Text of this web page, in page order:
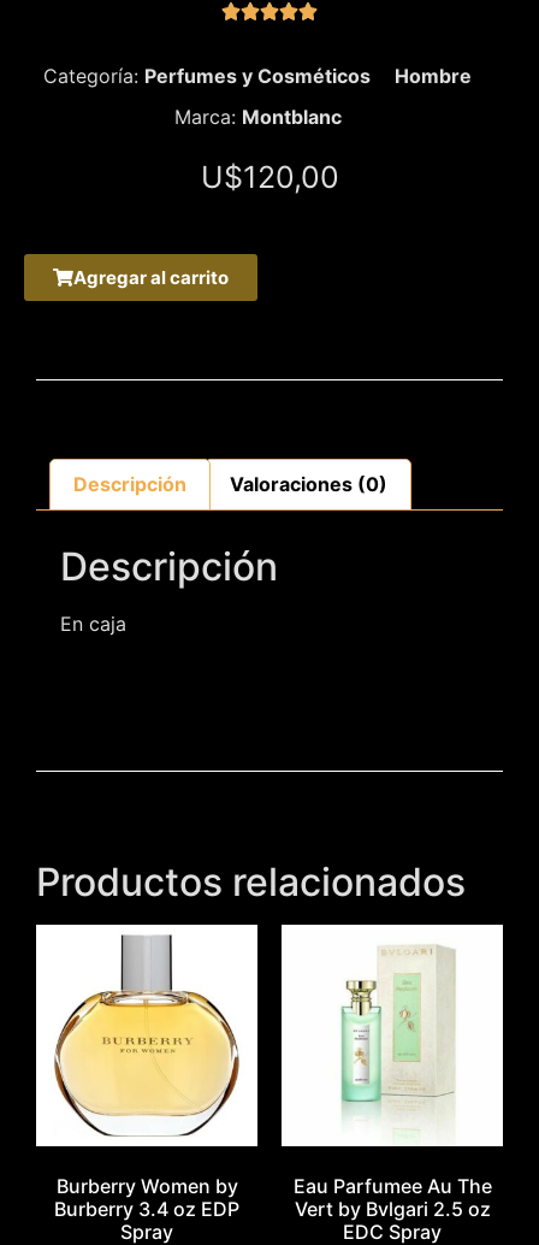

Categoría: Perfumes y Cosméticos
Hombre
Marca: Montblanc
U$120,00
Agregar al carrito
Descripción Valoraciones (0)
Descripción
En caja
Productos relacionados
Burberry Women by
Burberry 3.4 oz EDP
Spray
Eau Parfumee Au The
Vert by Bvlgari 2.5 oz
EDC Spray